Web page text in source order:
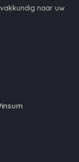
naar uw